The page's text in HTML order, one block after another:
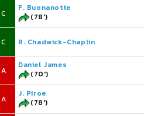
C
F. Buonanotte
(78')
C R. Chadwick-Chaplin
A
Daniel James
(70')
A
J. Piroe
(78')